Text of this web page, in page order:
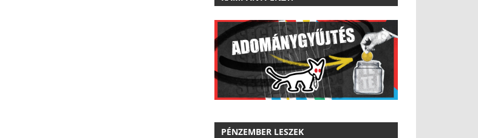
PÉNZEMBER LESZEK